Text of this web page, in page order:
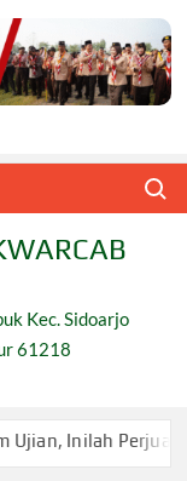
Kec. Sidoarjo
61218
SMK Plus